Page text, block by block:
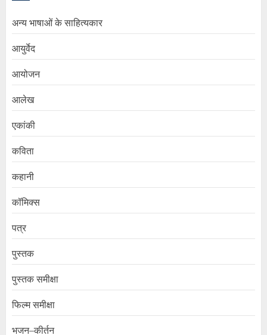
अन्य भाषाओं के साहित्यकार
आयुर्वेद
आयोजन
आलेख
एकांकी
कविता
कहानी
कॉमिक्स
पत्र
पुस्तक
पुस्तक समीक्षा
फिल्म समीक्षा
भजन–कीर्तन